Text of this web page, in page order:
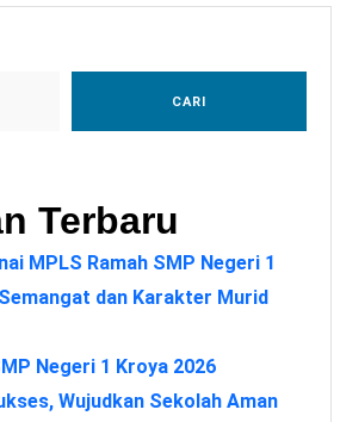
CARI
Terbaru
MPLS Ramah SMP Negeri 1
dan Karakter Murid
Negeri 1 Kroya 2026
Wujudkan Sekolah Aman